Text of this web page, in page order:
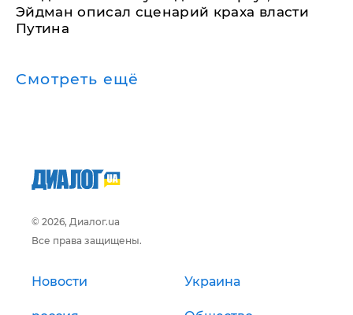
Эйдман описал сценарий краха власти
Путина
Смотреть ещё
© 2026, Диалог.ua
Все права защищены.
Новости Украина